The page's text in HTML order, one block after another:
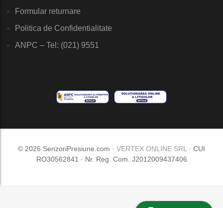
Formular returnare
Politica de Confidentialitate
ANPC – Tel: (021) 9551
© 2026 SenzoriPresiune.com · VERTEX ONLINE SRL · CUI
RO30562841 · Nr. Reg. Com. J2012009437406